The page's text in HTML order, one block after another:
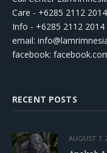
Care - +6285 2112
Info - +6285 2112 2014
email:
facebook:
RECENT POSTS
AUGUST 7,